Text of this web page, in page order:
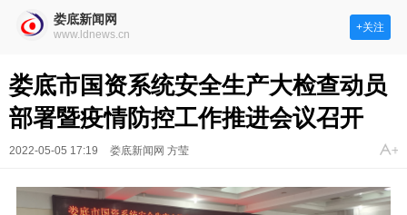
娄底新闻网
www.ldnews.cn
+关注
娄底市国资系统安全生产大检查动员
部署暨疫情防控工作推进会议召开
2022-05-05 17:19 娄底新闻网 方莹